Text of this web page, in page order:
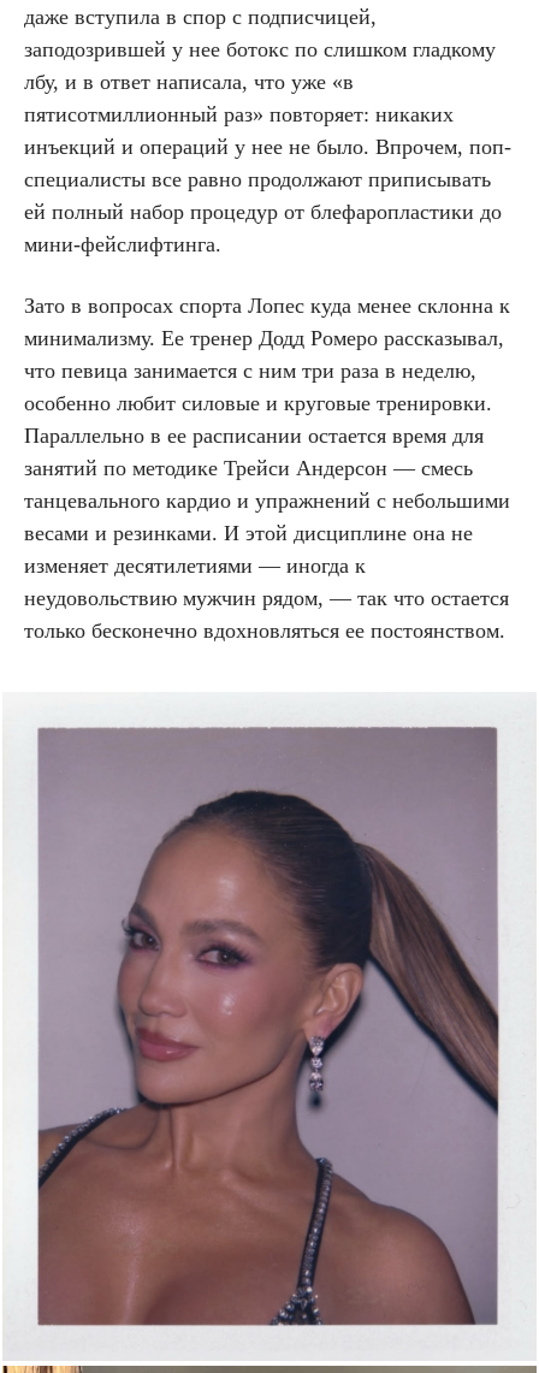
даже вступила в спор с подписчицей,
заподозрившей у нее ботокс по слишком гладкому
лбу, и в ответ написала, что уже «в
пятисотмиллионный раз» повторяет: никаких
инъекций и операций у нее не было. Впрочем, поп-
специалисты все равно продолжают приписывать
ей полный набор процедур от блефаропластики до
мини-фейслифтинга.
Зато в вопросах спорта Лопес куда менее склонна к
минимализму. Ее тренер Додд Ромеро рассказывал,
что певица занимается с ним три раза в неделю,
особенно любит силовые и круговые тренировки.
Параллельно в ее расписании остается время для
занятий по методике Трейси Андерсон — смесь
танцевального кардио и упражнений с небольшими
весами и резинками. И этой дисциплине она не
изменяет десятилетиями — иногда к
неудовольствию мужчин рядом, — так что остается
только бесконечно вдохновляться ее постоянством.